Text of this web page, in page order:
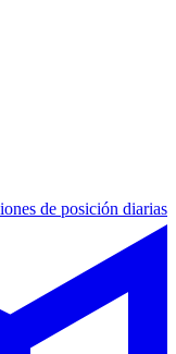
de posición diarias